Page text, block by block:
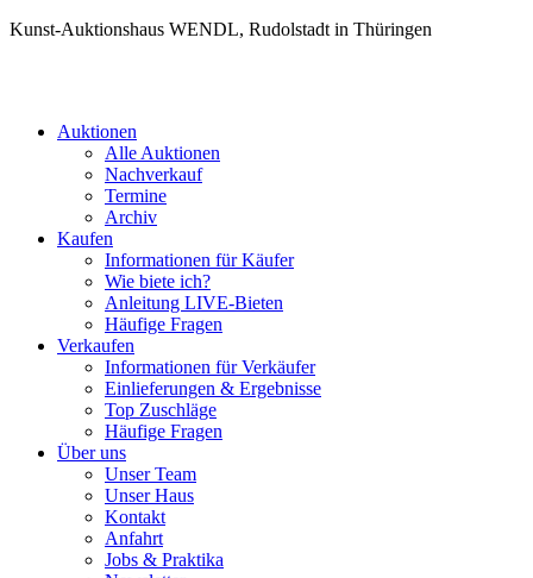
Kunst-Auktionshaus WENDL, Rudolstadt in Thüringen
Auktionen
Alle Auktionen
Nachverkauf
Termine
Archiv
Kaufen
Informationen für Käufer
Wie biete ich?
Anleitung LIVE-Bieten
Häufige Fragen
Verkaufen
Informationen für Verkäufer
Einlieferungen & Ergebnisse
Top Zuschläge
Häufige Fragen
Über uns
Unser Team
Unser Haus
Kontakt
Anfahrt
Jobs & Praktika